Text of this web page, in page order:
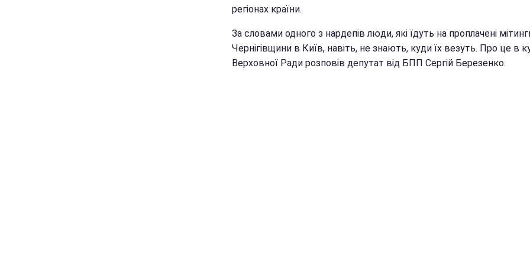
регіонах країни.
За словами одного з нардепів люди, які їдуть на проплачені
Чернігівщини в Київ, навіть, не знають, куди їх везуть. Про це в
Верховної Ради розповів депутат від БПП Сергій Березенко.